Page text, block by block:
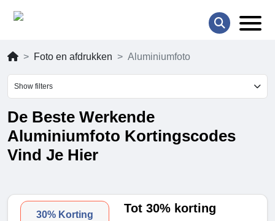
Foto en afdrukken Aluminiumfoto
Show filters
De Beste Werkende
Aluminiumfoto Kortingscodes
Vind Je Hier
30% Korting Tot 30% korting